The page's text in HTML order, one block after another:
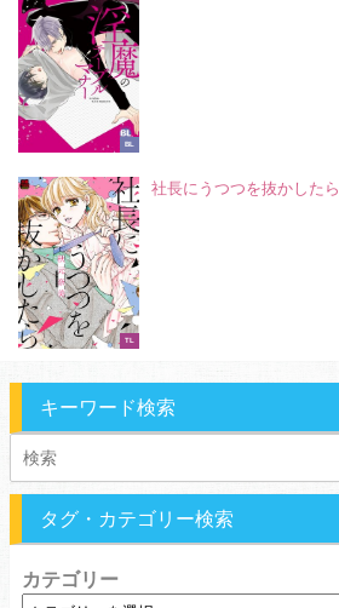
BL
TL
社長にうつつを抜かしたら
キーワード検索
タグ・カテゴリー検索
カテゴリー